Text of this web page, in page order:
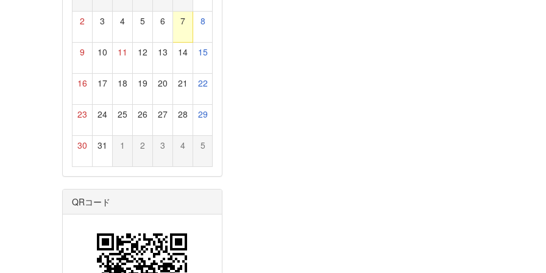
2 3 4 5 6 7 8
9 10 11 12 13 14 15
16 17 18 19 20 21 22
23 24 25 26 27 28 29
30 31 1 2 3 4 5
QRコード